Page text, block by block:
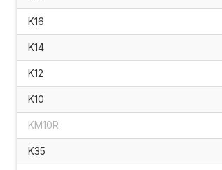
K16
K14
K12
K10
KM10R
K35